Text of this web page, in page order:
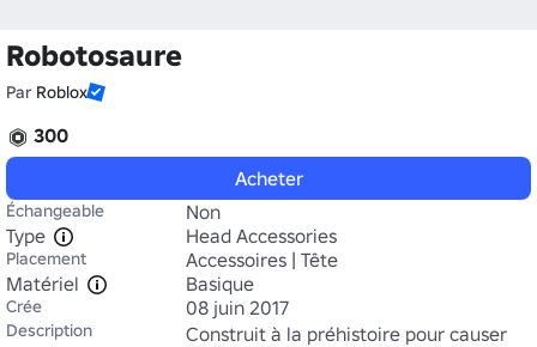
Robotosaure
Par Roblox
300
Acheter
Échangeable
Non
Type
Head Accessories
Placement
Accessoires | Tête
Matériel
Basique
Crée 08 juin 2017
Description
Construit à la préhistoire pour causer